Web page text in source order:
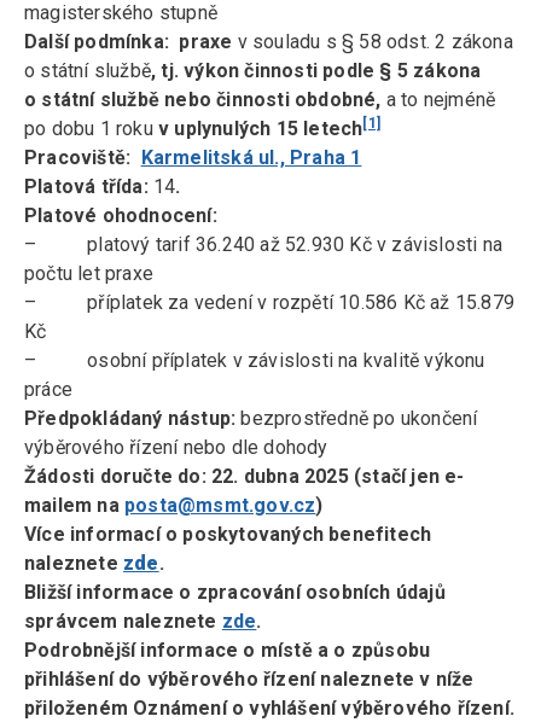
magisterského stupně
Další podmínka: praxe v souladu s § 58 odst. 2 zákona
o státní službě, tj. výkon činnosti podle § 5 zákona
o státní službě nebo činnosti obdobné, a to nejméně
po dobu 1 roku v uplynulých 15 letech [1]
Pracoviště:
Karmelitská ul., Praha 1
Platová třída: 14.
Platové ohodnocení:
– platový tarif 36.240 až 52.930 Kč v závislosti na
počtu let praxe
– příplatek za vedení v rozpětí 10.586 Kč až 15.879
Kč
– osobní příplatek v závislosti na kvalitě výkonu
práce
Předpokládaný nástup: bezprostředně po ukončení
výběrového řízení nebo dle dohody
Žádosti doručte do: 22. dubna 2025 (stačí jen e-
mailem na posta@msmt.gov.cz)
Více informací o poskytovaných benefitech
naleznete zde.
Bližší informace o zpracování osobních údajů
správcem naleznete zde.
Podrobnější informace o místě a o způsobu
přihlášení do výběrového řízení naleznete v níže
přiloženém Oznámení o vyhlášení výběrového řízení.